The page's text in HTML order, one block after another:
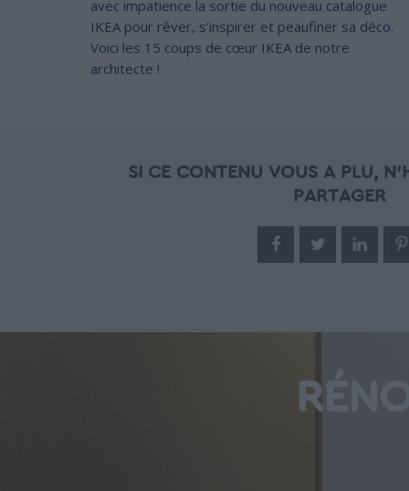
avec impatience la sortie du nouveau catalogue
IKEA pour rêver, s’inspirer et peaufiner sa déco.
Voici les 15 coups de cœur IKEA de notre
architecte !
SI CE CONTENU VOUS A PLU,
PARTAGER